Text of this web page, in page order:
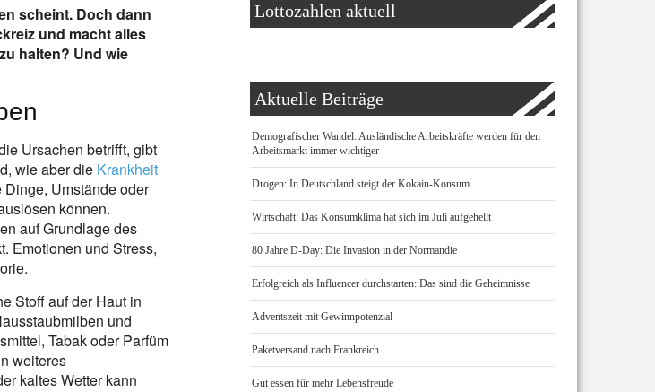
scheint. Doch dann
und macht alles
halten? Und wie
Ursachen betrifft, gibt
wie aber die Krankheit
Umstände oder
können.
auf Grundlage des
Emotionen und Stress,
Stoff auf der Haut in
und
Tabak oder Parfüm
weiteres
kaltes Wetter kann
Lottozahlen aktuell
Aktuelle Beiträge
Demografischer Wandel: Ausländische Arbeitskräfte werden für den
Arbeitsmarkt immer wichtiger
Drogen: In Deutschland steigt der Kokain-Konsum
Wirtschaft: Das Konsumklima hat sich im Juli aufgehellt
80 Jahre D-Day: Die Invasion in der Normandie
Erfolgreich als Influencer durchstarten: Das sind die Geheimnisse
Adventszeit mit Gewinnpotenzial
Paketversand nach Frankreich
Gut essen für mehr Lebensfreude